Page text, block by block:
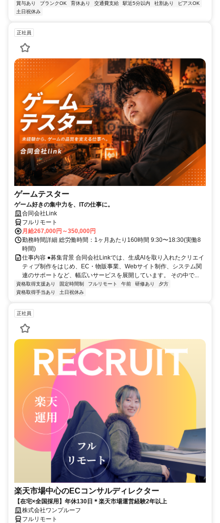
賞与あり
ブランクOK 育休あり 交通費支給 駅近5分以内 社割あり
ピアスOK
土日祝休み
正社員
ゲームテスター
ゲーム好きの集中力を、ITの仕事に。
合同会社Link
フルリモート
月給267,000円～350,000円
勤務時間詳細 総労働時間：1ヶ月あたり160時間 9:30〜18:30(実働8
時間)
仕事内容 ●募集背景 合同会社Linkでは、生成AIを取り入れたクリエイ
ティブ制作をはじめ、EC・物販事業、Webサイト制作、システム関
連のサポートなど、幅広いサービスを展開しています。 その中で...
資格取得支援あり 固定時間制 フルリモート 午前 研修あり
夕方
資格取得手当あり
土日祝休み
正社員
楽天市場中心のECコンサルディレクター
【在宅×全国採用】年休130日＊楽天市場運営経験2年以上
株式会社ワンプルーフ
フルリモート